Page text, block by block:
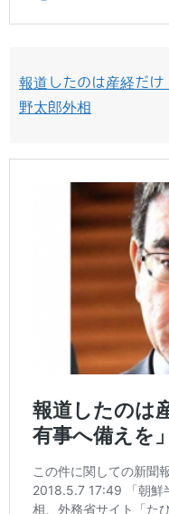
報道したのは産経だ
野太郎外相